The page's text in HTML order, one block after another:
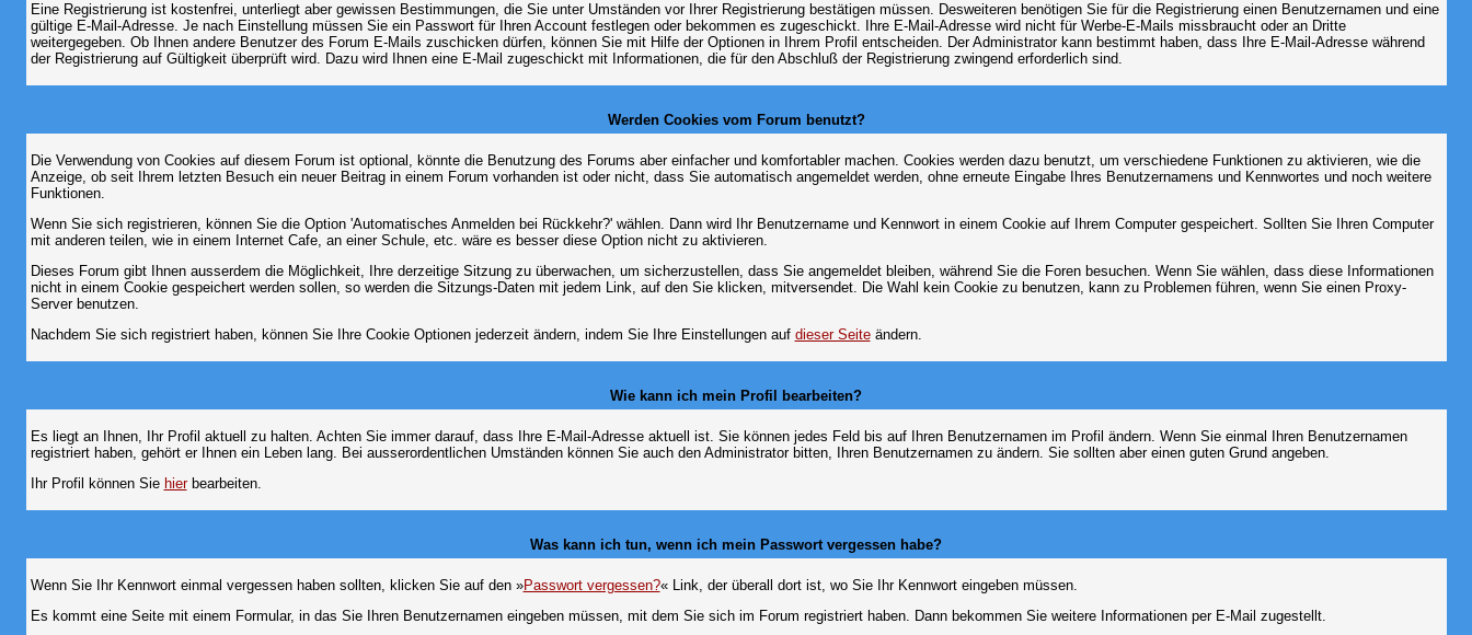
Eine Registrierung ist kostenfrei, unterliegt aber gewissen Bestimmungen, die Sie unter Umständen vor Ihrer Registrierung bestätigen müssen. Desweiteren benötigen Sie für die Registrierung einen Benutzernamen und eine
gültige E-Mail-Adresse. Je nach Einstellung müssen Sie ein Passwort für Ihren Account festlegen oder bekommen es zugeschickt. Ihre E-Mail-Adresse wird nicht für Werbe-E-Mails missbraucht oder an Dritte
weitergegeben. Ob Ihnen andere Benutzer des Forum E-Mails zuschicken dürfen, können Sie mit Hilfe der Optionen in Ihrem Profil entscheiden. Der Administrator kann bestimmt haben, dass Ihre E-Mail-Adresse während
der Registrierung auf Gültigkeit überprüft wird. Dazu wird Ihnen eine E-Mail zugeschickt mit Informationen, die für den Abschluß der Registrierung zwingend erforderlich sind.
Werden Cookies vom Forum benutzt?
Die Verwendung von Cookies auf diesem Forum ist optional, könnte die Benutzung des Forums aber einfacher und komfortabler machen. Cookies werden dazu benutzt, um verschiedene Funktionen zu aktivieren, wie die
Anzeige, ob seit Ihrem letzten Besuch ein neuer Beitrag in einem Forum vorhanden ist oder nicht, dass Sie automatisch angemeldet werden, ohne erneute Eingabe Ihres Benutzernamens und Kennwortes und noch weitere
Funktionen.
Wenn Sie sich registrieren, können Sie die Option 'Automatisches Anmelden bei Rückkehr?' wählen. Dann wird Ihr Benutzername und Kennwort in einem Cookie auf Ihrem Computer gespeichert. Sollten Sie Ihren Computer
mit anderen teilen, wie in einem Internet Cafe, an einer Schule, etc. wäre es besser diese Option nicht zu aktivieren.
Dieses Forum gibt Ihnen ausserdem die Möglichkeit, Ihre derzeitige Sitzung zu überwachen, um sicherzustellen, dass Sie angemeldet bleiben, während Sie die Foren besuchen. Wenn Sie wählen, dass diese Informationen
nicht in einem Cookie gespeichert werden sollen, so werden die Sitzungs-Daten mit jedem Link, auf den Sie klicken, mitversendet. Die Wahl kein Cookie zu benutzen, kann zu Problemen führen, wenn Sie einen Proxy-
Server benutzen.
Nachdem Sie sich registriert haben, können Sie Ihre Cookie Optionen jederzeit ändern, indem Sie Ihre Einstellungen auf dieser Seiteändern.
Wie kann ich mein Profil bearbeiten?
Es liegt an Ihnen, Ihr Profil aktuell zu halten. Achten Sie immer darauf, dass Ihre E-Mail-Adresse aktuell ist. Sie können jedes Feld bis auf Ihren Benutzernamen im Profil ändern. Wenn Sie einmal Ihren Benutzernamen
registriert haben, gehört er Ihnen ein Leben lang. Bei ausserordentlichen Umständen können Sie auch den Administrator bitten, Ihren Benutzernamen zu ändern. Sie sollten aber einen guten Grund angeben.
Ihr Profil können Sie hierbearbeiten.
Was kann ich tun, wenn ich mein Passwort vergessen habe?
Wenn Sie Ihr Kennwort einmal vergessen haben sollten, klicken Sie auf den »Passwort vergessen?« Link, der überall dort ist, wo Sie Ihr Kennwort eingeben müssen.
Es kommt eine Seite mit einem Formular, in das Sie Ihren Benutzernamen eingeben müssen, mit dem Sie sich im Forum registriert haben. Dann bekommen Sie weitere Informationen per E-Mail zugestellt.